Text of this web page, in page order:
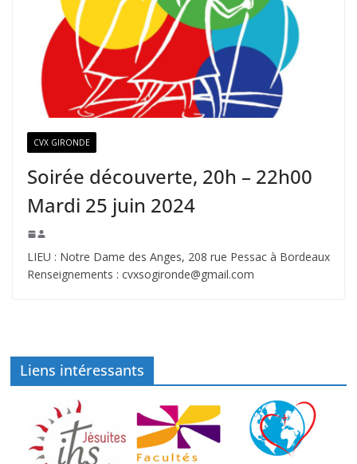
CVX GIRONDE
Soirée découverte, 20h – 22h00
Mardi 25 juin 2024
LIEU : Notre Dame des Anges, 208 rue Pessac à Bordeaux
Renseignements : cvxsogironde@gmail.com
Liens intéressants